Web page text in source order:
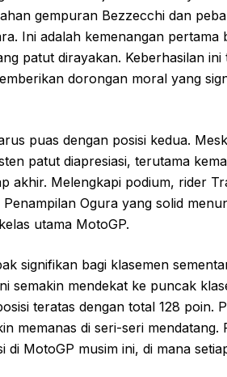
gempuran Bezzecchi dan
Ini adalah kemenangan pertama
patut dirayakan. Keberhasilan ini
dorongan moral yang
puas dengan posisi kedua.
patut diapresiasi, terutama
akhir. Melengkapi podium, rider
Ogura yang solid
utama MotoGP.
signifikan bagi klasemen
semakin mendekat ke puncak
teratas dengan total 128 poin.
memanas di seri-seri mendatang.
MotoGP musim ini, di mana